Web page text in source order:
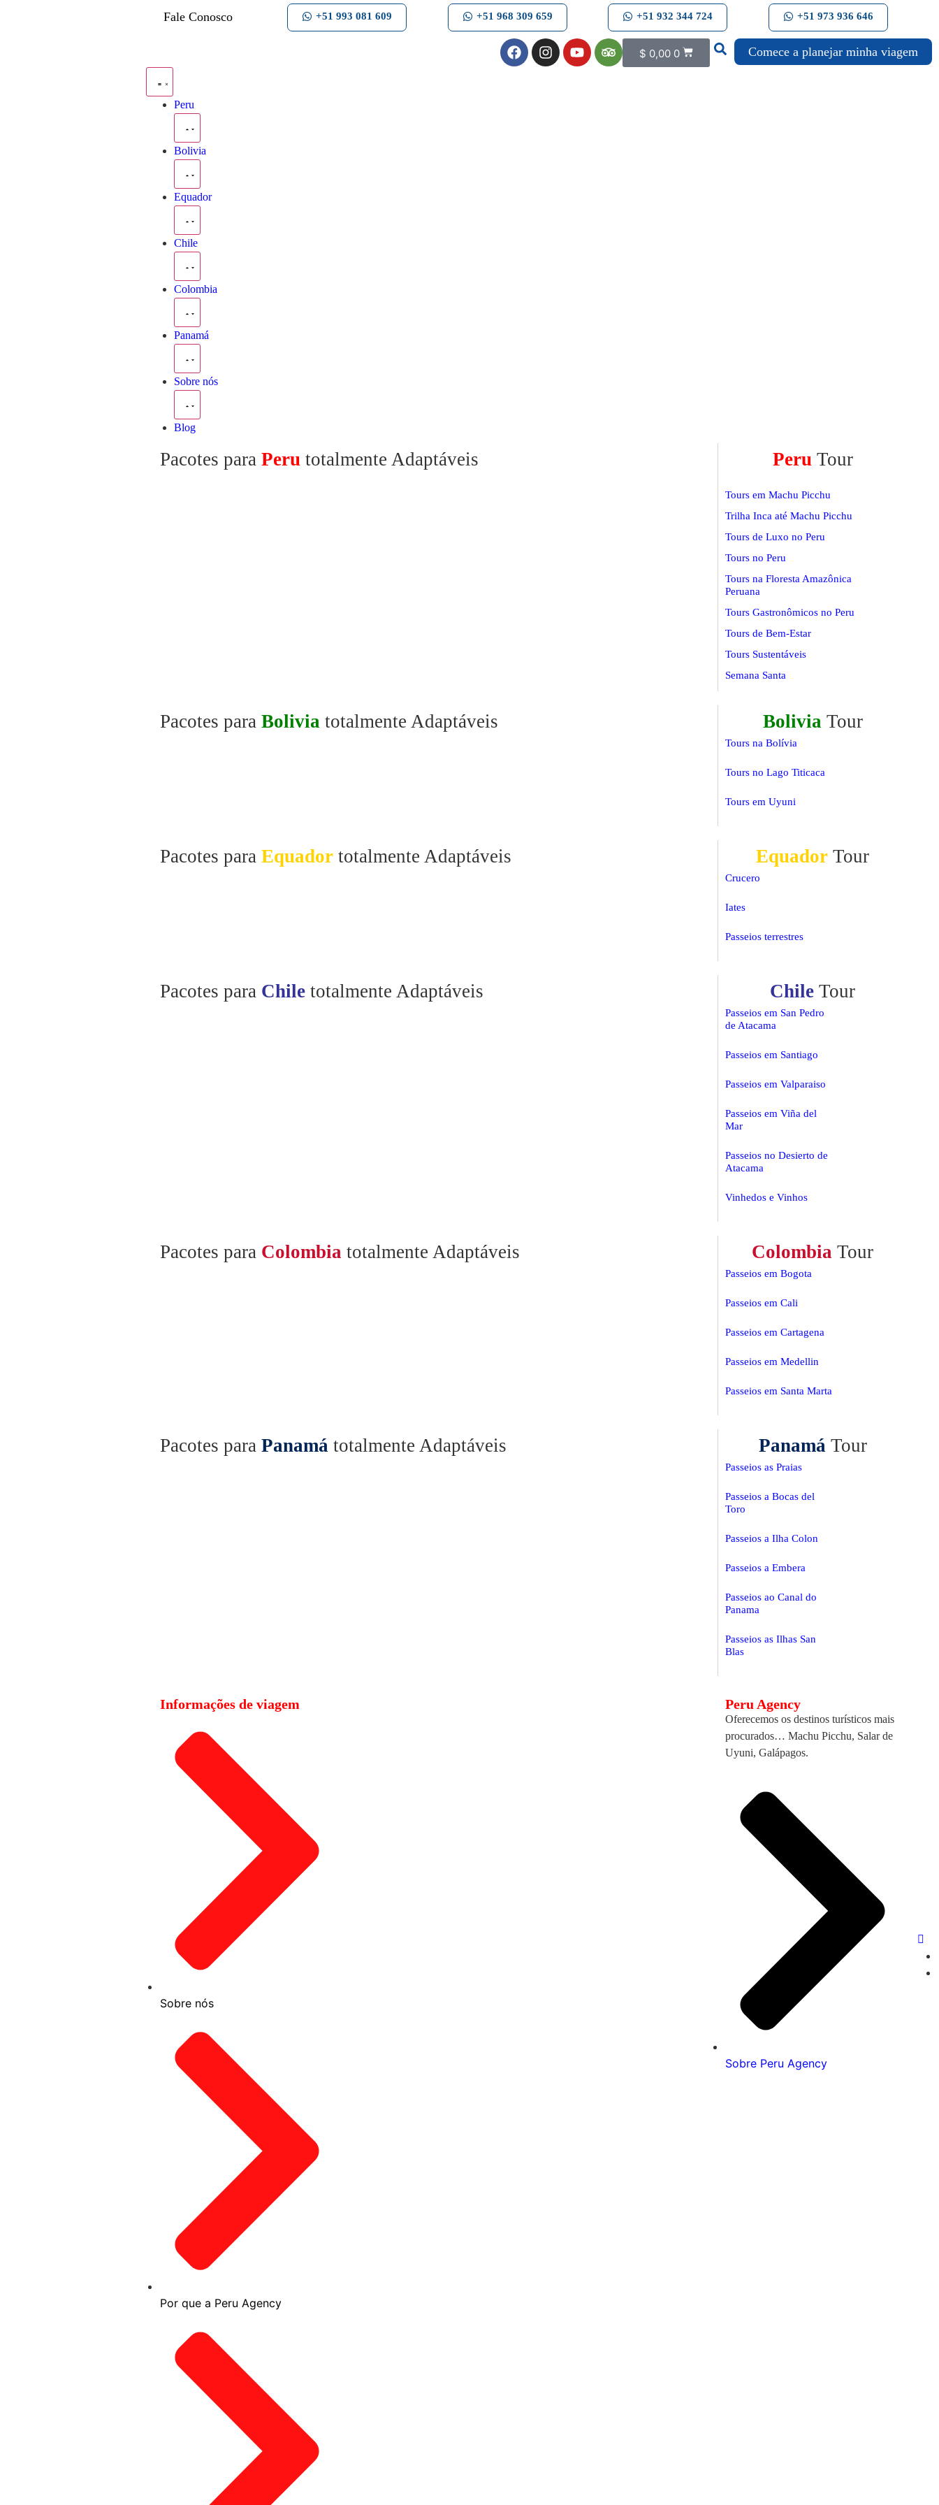
+51 973 936 646
+51 932 344 724
+51 968 309 659
+51 993 081 609
Fale Conosco
Comece a planejar minha viagem
$ 0,00 0
Peru
Bolivia
Equador
Chile
Colombia
Panamá
Sobre nós
Blog
Pacotes para Perutotalmente Adaptáveis Peru Tour
Tours em Machu Picchu
Trilha Inca até Machu Picchu
Tours de Luxo no Peru
Tours no Peru
Tours na Floresta Amazônica
Peruana
Tours Gastronômicos no Peru
Tours de Bem-Estar
Tours Sustentáveis
Semana Santa
Pacotes para Bolivia totalmente Adaptáveis Bolivia Tour
Tours na Bolívia
Tours no Lago Titicaca
Tours em Uyuni
Pacotes para Equadortotalmente Adaptáveis Equador Tour
Crucero
Iates
Passeios terrestres
Pacotes para Chiletotalmente Adaptáveis Chile Tour
Passeios em San Pedro
de Atacama
Passeios em Santiago
Passeios em Valparaiso
Passeios em Viña del
Mar
Passeios no Desierto de
Atacama
Vinhedos e Vinhos
Pacotes para Colombia totalmente Adaptáveis Colombia Tour
Passeios em Bogota
Passeios em Cali
Passeios em Cartagena
Passeios em Medellin
Passeios em Santa Marta
Pacotes para Panamá totalmente Adaptáveis Panamá Tour
Passeios as Praias
Passeios a Bocas del
Toro
Passeios a Ilha Colon
Passeios a Embera
Passeios ao Canal do
Panama
Passeios as Ilhas San
Blas
Informações de viagem
Sobre nós
Por que a Peru Agency
Peru Agency
Oferecemos os destinos turísticos mais
procurados… Machu Picchu, Salar de
Uyuni, Galápagos.
Sobre Peru Agency